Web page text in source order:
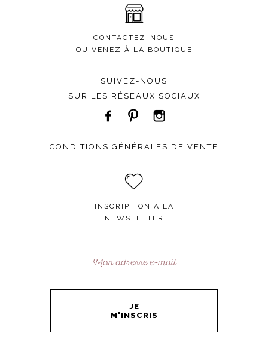
CONTACTEZ-NOUS
OU VENEZ À LA BOUTIQUE
SUIVEZ-NOUS
SUR LES RÉSEAUX SOCIAUX
CONDITIONS GÉNÉRALES DE VENTE
INSCRIPTION À LA
NEWSLETTER
JE
M'INSCRIS